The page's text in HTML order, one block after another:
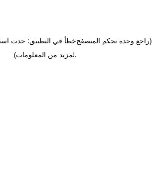
خطأ في التطبيق: حدث(راجع وحدة تحكم المتصفح
لمزيد من المعلومات).